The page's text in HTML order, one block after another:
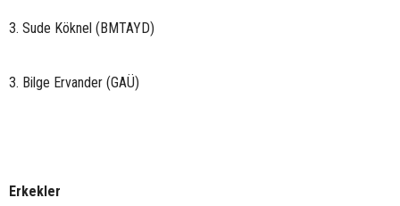
3. Sude Köknel (BMTAYD)
3. Bilge Ervander (GAÜ)
Erkekler